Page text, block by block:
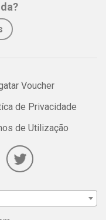
Voucher
de Privacidade
de Utilização